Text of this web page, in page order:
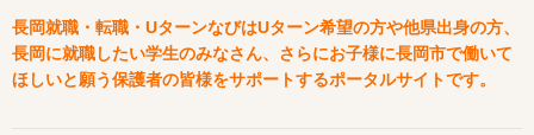
長岡就職・転職・UターンなびはUターン希望の方や他県出身の方、
長岡に就職したい学生のみなさん、さらにお子様に長岡市で働いて
ほしいと願う保護者の皆様をサポートするポータルサイトです。